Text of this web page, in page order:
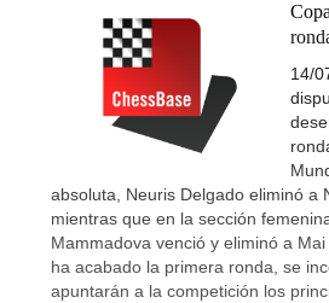
14/
absoluta, Neuris Delgado eliminó a
mientras que en la sección
Mammadova venció y eliminó a
ha acabado la primera ronda, se
apuntarán a la competición los